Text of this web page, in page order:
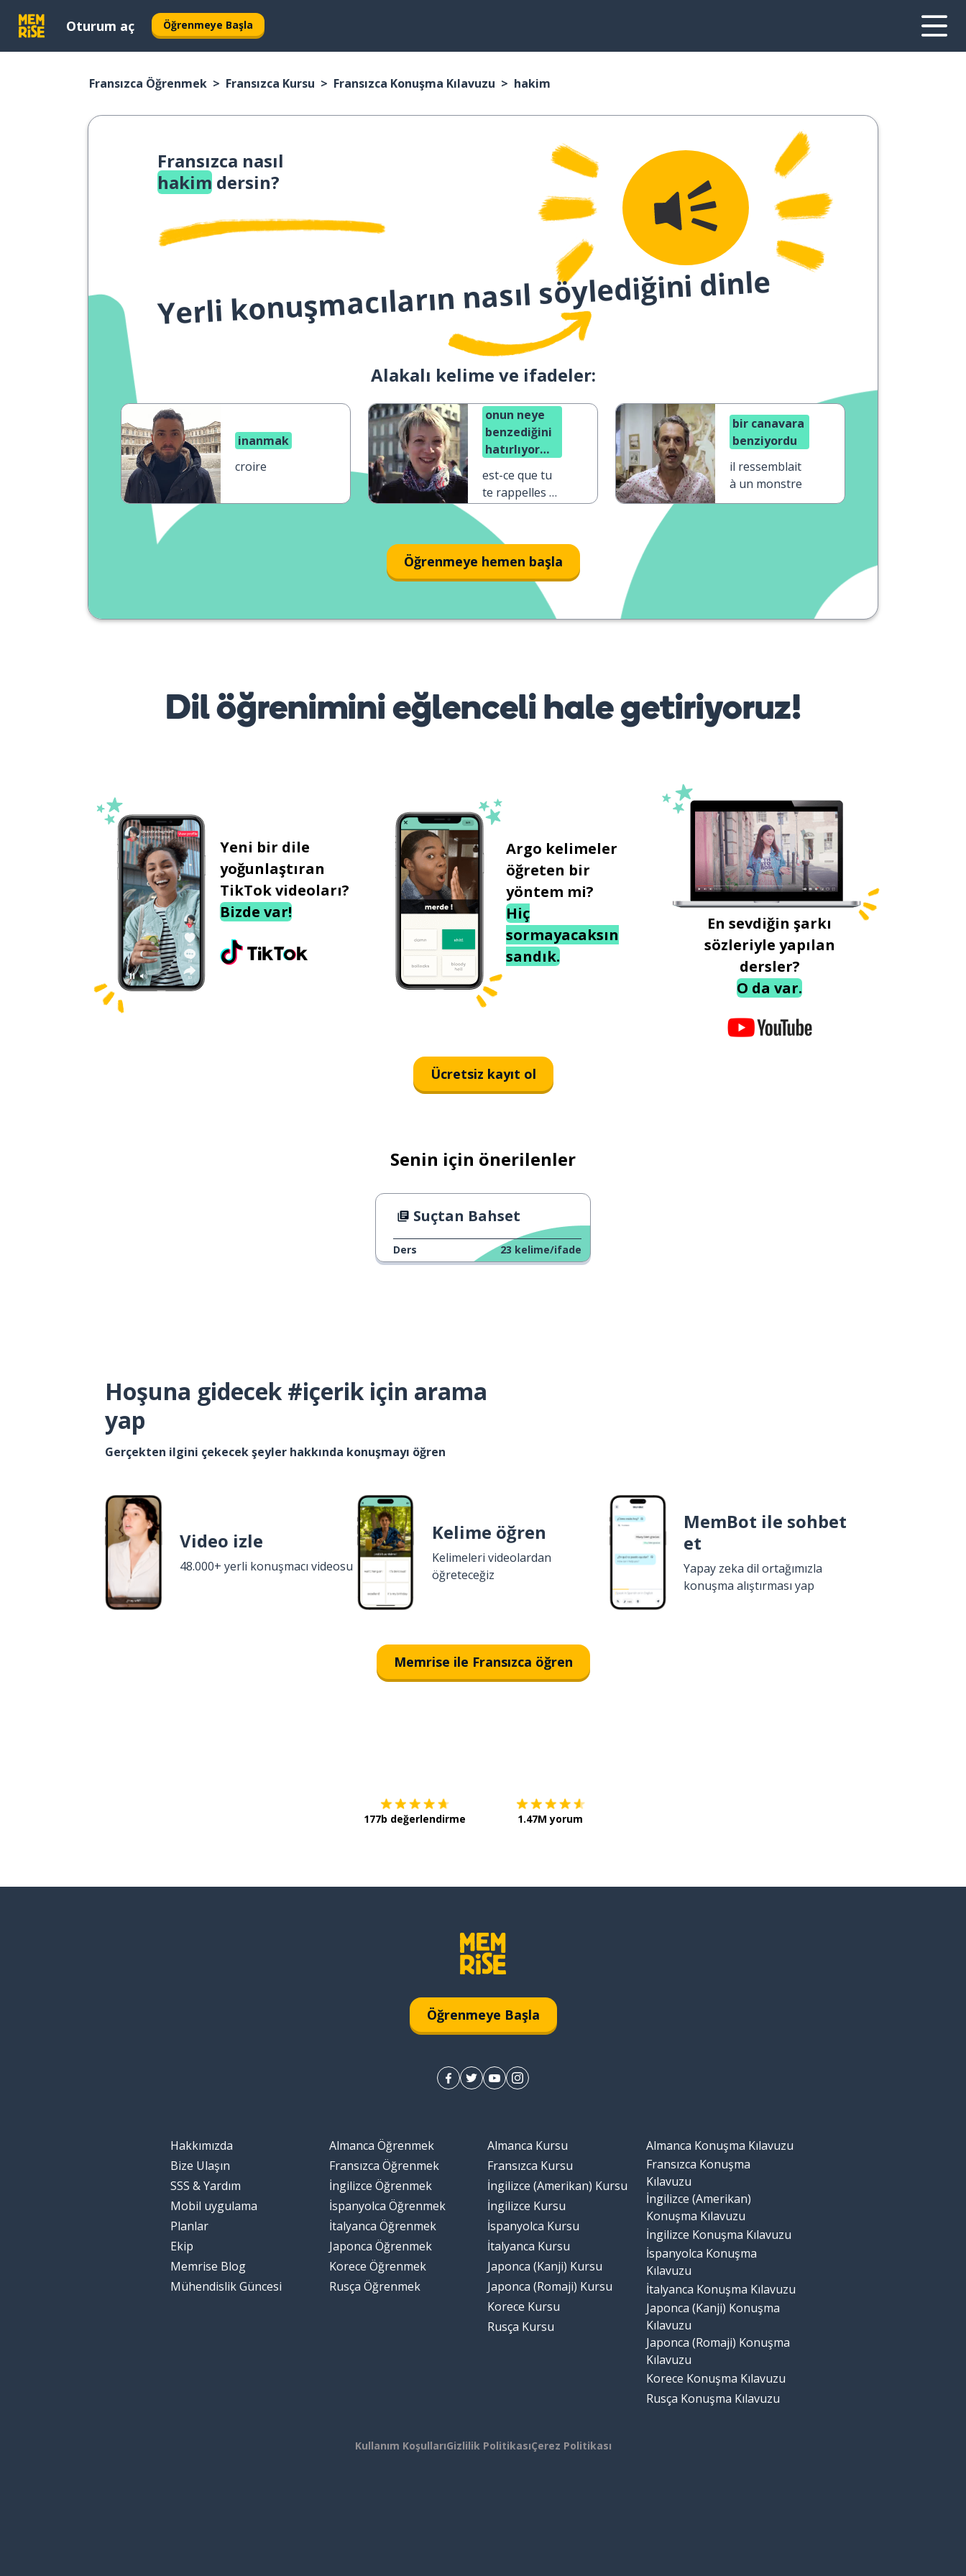
Oturum aç Öğrenmeye Başla
Fransızca Öğrenmek Fransızca Kursu Fransızca Konuşma Kılavuzu hakim
Fransızca nasıl
hakim dersin?
Yerli konuşmacıların nasıl söylediğini dinle
Alakalı kelime ve ifadeler:
inanmak
croire
onun neye
benzediğini
hatırlıyor
est-ce que tu
te rappelles à
ressemblait ?
bir canavara
benziyordu
il ressemblait
à un monstre
Öğrenmeye hemen başla
Dil öğrenimini eğlenceli hale getiriyoruz!
Yeni bir dile
yoğunlaştıran
TikTok videoları?
Bizde var!
Argo kelimeler
öğreten bir
yöntem mi?
Hiç
sormayacaksın
sandık.
En sevdiğin şarkı
sözleriyle yapılan
dersler?
O da var.
Ücretsiz kayıt ol
Senin için önerilenler
Suçtan Bahset
Ders 23 kelime/ifade
Hoşuna gidecek #içerik için arama
yap
Gerçekten ilgini çekecek şeyler hakkında konuşmayı öğren
Video izle
48.000+ yerli konuşmacı videosu
Kelime öğren
Kelimeleri videolardan
öğreteceğiz
MemBot ile sohbet
et
Yapay zeka dil ortağımızla
konuşma alıştırması yap
Memrise ile Fransızca öğren
177b değerlendirme 1.47M yorum
Öğrenmeye Başla
Hakkımızda
Bize Ulaşın
SSS & Yardım
Mobil uygulama
Planlar
Ekip
Memrise Blog
Mühendislik Güncesi
Almanca Öğrenmek
Fransızca Öğrenmek
İngilizce Öğrenmek
İspanyolca Öğrenmek
İtalyanca Öğrenmek
Japonca Öğrenmek
Korece Öğrenmek
Rusça Öğrenmek
Almanca Kursu
Fransızca Kursu
İngilizce (Amerikan) Kursu
İngilizce Kursu
İspanyolca Kursu
İtalyanca Kursu
Japonca (Kanji) Kursu
Japonca (Romaji) Kursu
Korece Kursu
Rusça Kursu
Almanca Konuşma Kılavuzu
Fransızca Konuşma
Kılavuzu
İngilizce (Amerikan)
Konuşma Kılavuzu
İngilizce Konuşma Kılavuzu
İspanyolca Konuşma
Kılavuzu
İtalyanca Konuşma Kılavuzu
Japonca (Kanji) Konuşma
Kılavuzu
Japonca (Romaji) Konuşma
Kılavuzu
Korece Konuşma Kılavuzu
Rusça Konuşma Kılavuzu
Kullanım KoşullarıGizlilik PolitikasıÇerez Politikası